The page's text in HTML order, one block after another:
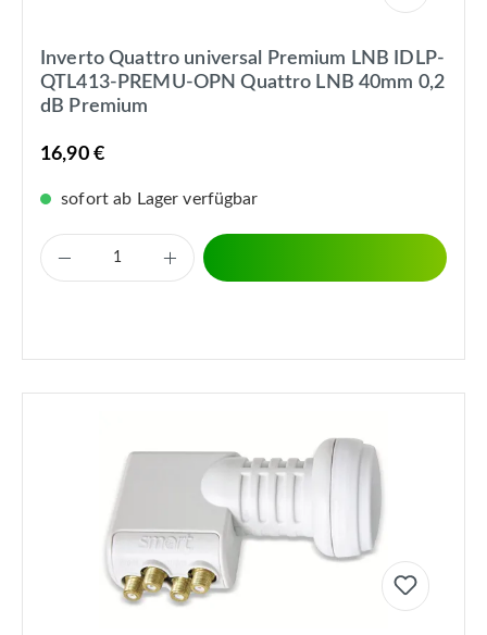
Inverto Quattro universal Premium LNB IDLP-
QTL413-PREMU-OPN Quattro LNB 40mm 0,2
dB Premium
16,90 €
sofort ab Lager verfügbar